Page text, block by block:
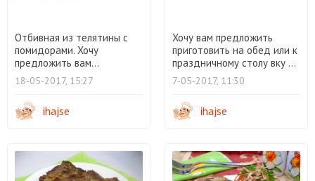
Отбивная из телятины с
помидорами. Хочу
предложить вам...
18-05-2017, 15:27
ihajse
Хочу вам предложить
приготовить на обед или к
праздничному столу вку ...
7-05-2017, 11:30
ihajse